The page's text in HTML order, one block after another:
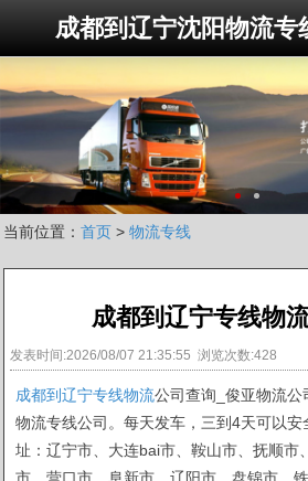
当前位置： 首页> 物流专线
成都到辽宁专线物
发表时间:2026/08/07 21:35:55 浏览次数:428
成都到辽宁专线物流公司查询_俊亚物流
物流专线公司。每天发车，三到4天可以
址：辽宁市、大连bai市、鞍山市、抚顺市